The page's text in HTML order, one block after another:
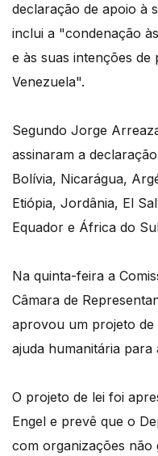
declaração de apoio à
inclui a "condenação
e às suas intenções
Venezuela".
Segundo Jorge
assinaram a
Bolívia, Nicarágua,
Etiópia, Jordânia, El
Equador e África do
Na quinta-feira a
Câmara de
aprovou um projeto
ajuda humanitária para
O projeto de lei foi
Engel e prevê que o
com organizações não